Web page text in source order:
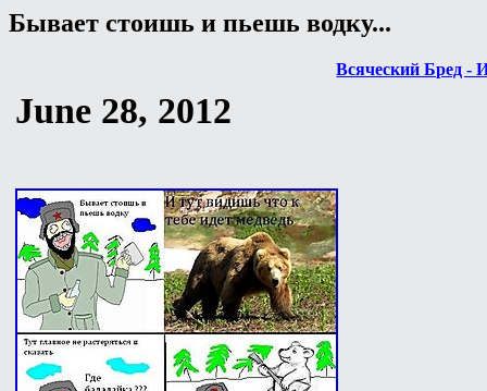
Бывает стоишь и пьешь водку...
Всяческий Бред -
June 28, 2012